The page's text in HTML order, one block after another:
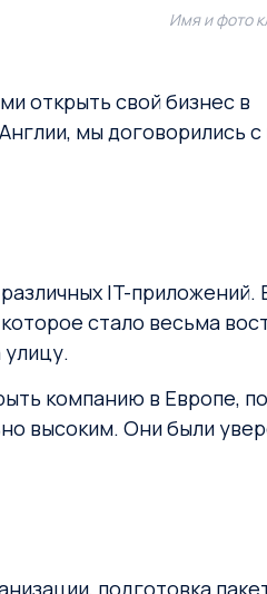
Имя и фото
открыть свой бизнес в
мы договорились
IT-приложений.
стало весьма
компанию в Европе,
высоким. Они были
подготовка